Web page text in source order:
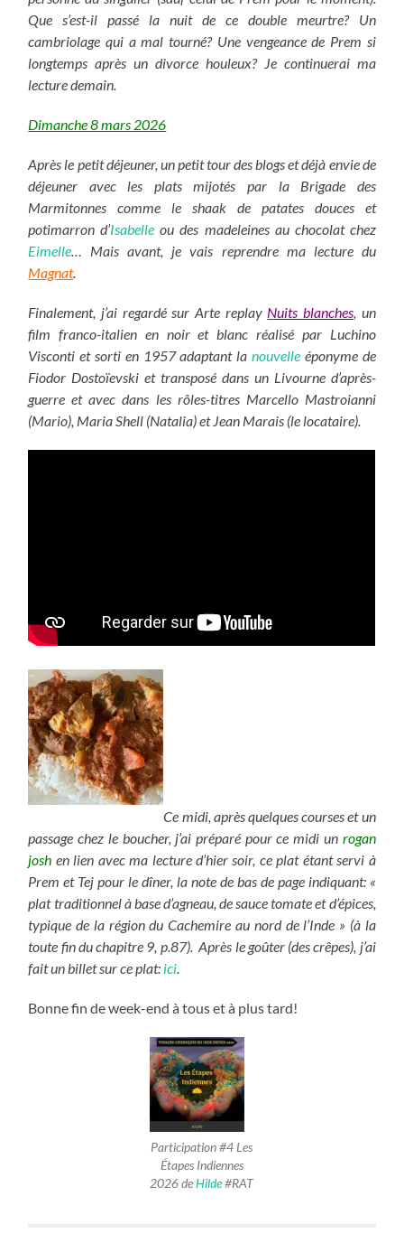
Que s’est-il passé la nuit de ce double meurtre? Un
cambriolage qui a mal tourné? Une vengeance de Prem si
longtemps après un divorce houleux? Je continuerai ma
lecture demain.
Dimanche 8 mars 2026
Après le petit déjeuner, un petit tour des blogs et déjà envie de
déjeuner avec les plats mijotés par la Brigade des
Marmitonnes comme le shaak de patates douces et
potimarron d’Isabelle ou des madeleines au chocolat chez
Eimelle … Mais avant, je vais reprendre ma lecture du
Magnat.
Finalement, j’ai regardé sur Arte replay Nuits blanches, un
film franco-italien en noir et blanc réalisé par Luchino
Visconti et sorti en 1957 adaptant lanouvelle éponyme de
Fiodor Dostoïevski et transposé dans un Livourne d’après-
guerre et avec dans les rôles-titres Marcello Mastroianni
(Mario), Maria Shell (Natalia) et Jean Marais (le locataire).
Ce midi, après quelques courses et un
passage chez le boucher, j’ai préparé pour ce midi un rogan
josh en lien avec ma lecture d’hier soir, ce plat étant servi à
Prem et Tej pour le dîner, la note de bas de page indiquant: «
plat traditionnel à base d’agneau, de sauce tomate et d’épices,
typique de la région du Cachemire au nord de l’Inde » (à la
toute fin du chapitre 9, p.87). Après le goûter (des crêpes), j’ai
fait un billet sur ce plat: ici.
Bonne fin de week-end à tous et à plus tard!
Participation #4 Les
Étapes Indiennes
2026 deHilde#RAT